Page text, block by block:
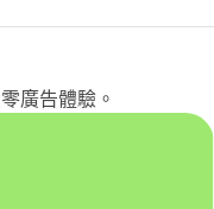
廣告體驗。